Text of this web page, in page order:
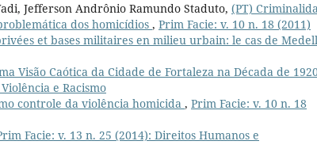
Jefferson Andrônio Ramundo Staduto, (PT)
dos homicídios , Prim Facie: v. 10 n. 18 (2011)
et bases militaires en milieu urbain: le cas de
Visão Caótica da Cidade de Fortaleza na Década de
e Racismo
controle da violência homicida , Prim Facie: v. 10 n. 18
Facie: v. 13 n. 25 (2014): Direitos Humanos e